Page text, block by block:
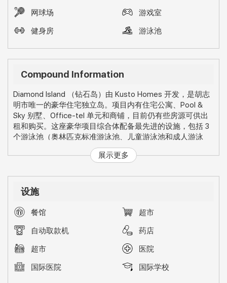
网球场
游戏室
健身房
游泳池
Compound Information
Diamond Island （钻石岛）由 Kusto Homes 开发，是胡志
明市唯一的豪华住宅独立岛。项目内有住宅公寓、 Pool &
Sky 别墅、 Office-tel 单元和商铺，目前仍有些房源可供出
租和购买。这座豪华项目综合体配备最先进的设施，包括 3
个游泳池（奥林匹克标准游泳池、儿童游泳池和成人游泳
池）、儿童游乐园和户外游乐场、游戏室、
外烧烤区、超市、便利店、K-mart 、药房、自动取款机、户
Trung Tay
近。
分钟到就可到达胡志明市中心
Thao Dien 著名的外国人居住区，25
分钟可到达著名的日韩
居住地7郡。附近还有一些配套设施包括澳大利亚国际学
校，美国国际学校，美国国际医院，各种餐厅和与
River接壤的奇妙景观。
展示更多
设施
餐馆
超市
自动取款机
药店
超市
医院
国际医院
国际学校